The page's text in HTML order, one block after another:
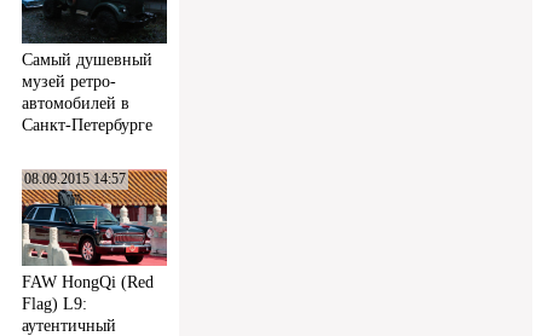
Самый душевный
музей ретро-
автомобилей в
Санкт-Петербурге
08.09.2015 14:57
FAW HongQi (Red
Flag) L9:
аутентичный